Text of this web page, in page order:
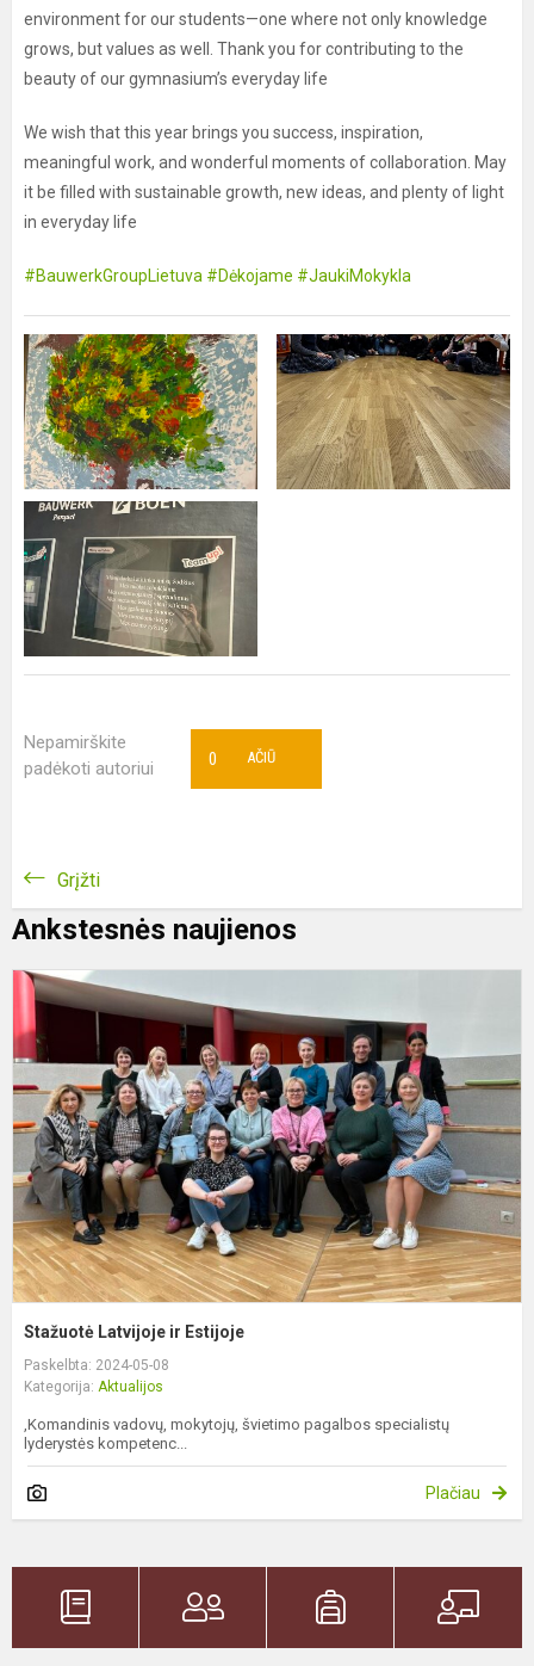
environment for our students—one where not only knowledge
grows, but values as well. Thank you for contributing to the
beauty of our gymnasium’s everyday life
We wish that this year brings you success, inspiration,
meaningful work, and wonderful moments of collaboration. May
it be filled with sustainable growth, new ideas, and plenty of light
in everyday life
#BauwerkGroupLietuva #Dėkojame #JaukiMokykla
Nepamirškite
padėkoti autoriui
AČIŪ
0
Grįžti
Ankstesnės naujienos
Stažuotė Latvijoje ir Estijoje
Paskelbta: 2024-05-08
Kategorija: Aktualijos
,Komandinis vadovų, mokytojų, švietimo pagalbos specialistų
lyderystės kompetenc...
Plačiau